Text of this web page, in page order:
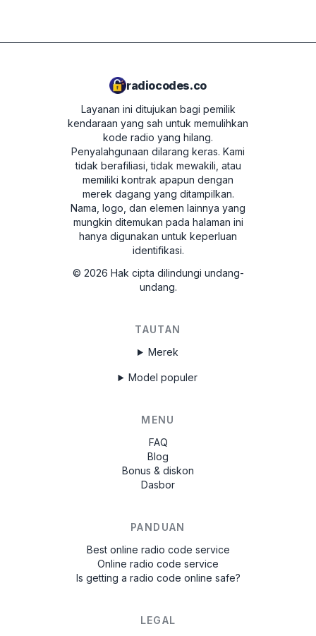
W1507123
00790
radiocodes.co
Layanan ini ditujukan bagi pemilik
kendaraan yang sah untuk memulihkan
kode radio yang hilang.
Penyalahgunaan dilarang keras. Kami
tidak berafiliasi, tidak mewakili, atau
memiliki kontrak apapun dengan
merek dagang yang ditampilkan.
Nama, logo, dan elemen lainnya yang
mungkin ditemukan pada halaman ini
hanya digunakan untuk keperluan
identifikasi.
© 2026 Hak cipta dilindungi undang-
undang.
TAUTAN
Merek
Model populer
MENU
FAQ
Blog
Bonus & diskon
Dasbor
PANDUAN
Best online radio code service
Online radio code service
Is getting a radio code online safe?
LEGAL